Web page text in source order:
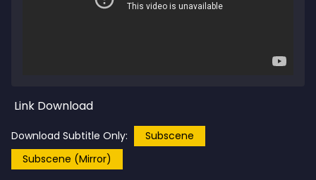
Link Download
Download Subtitle Only:
Subscene
Subscene (Mirror)